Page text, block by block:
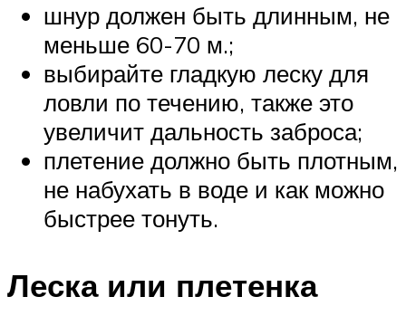
шнур должен быть длинным, не
меньше 60-70 м.;
выбирайте гладкую леску для
ловли по течению, также это
увеличит дальность заброса;
плетение должно быть плотным,
не набухать в воде и как можно
быстрее тонуть.
Леска или плетенка